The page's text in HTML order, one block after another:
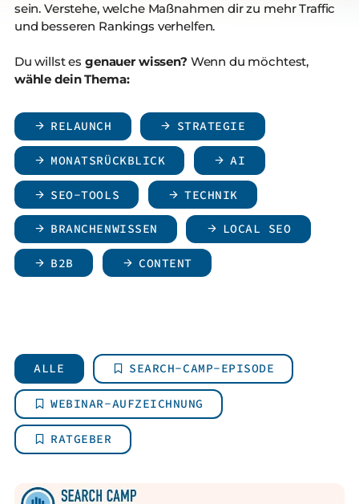
sein. Verstehe, welche Maßnahmen dir zu mehr Traffic
und besseren Rankings verhelfen.
Du willst esgenauer wissen? Wenn du möchtest,
wähle dein Thema:
RELAUNCH STRATEGIE
MONATSRÜCKBLICK AI
SEO-TOOLS TECHNIK
BRANCHENWISSEN LOCAL SEO
B2B CONTENT
ALLE SEARCH-CAMP-EPISODE
WEBINAR-AUFZEICHNUNG
RATGEBER